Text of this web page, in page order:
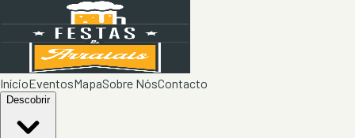
InícioEventosMapaSobre NósContacto
Descobrir